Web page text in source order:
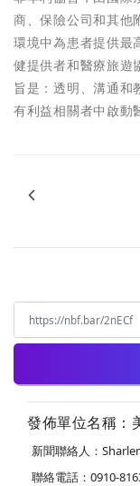
商、保險公司和其他
環境中為患者提供最
健提供者和醫療旅遊
旨是：透明、溝通和
有利益相關者中啟動
發佈單位名稱：
新聞聯絡人：
聯絡電話：0910-